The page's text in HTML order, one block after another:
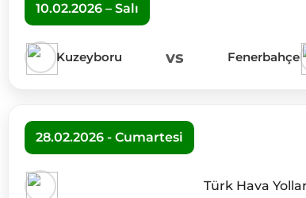
10.02.2026 – Salı
Kuzeyboru vs Fenerbahçe
28.02.2026 - Cumartesi
Türk Hava